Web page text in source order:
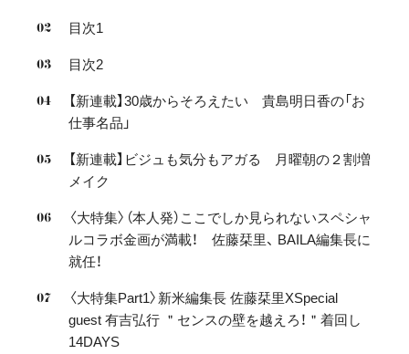
目次1
目次2
【新連載】30歳からそろえたい 貴島明日香の「お
仕事名品」
【新連載】ビジュも気分もアガる 月曜朝の２割増
メイク
〈大特集〉（本人発）ここでしか見られないスペシャ
ルコラボ金画が満載！ 佐藤栞里、 BAILA編集長に
就任！
〈大特集Part1〉新米編集長 佐藤栞里XSpecial
guest 有吉弘行 ＂センスの壁を越えろ！＂着回し
14DAYS